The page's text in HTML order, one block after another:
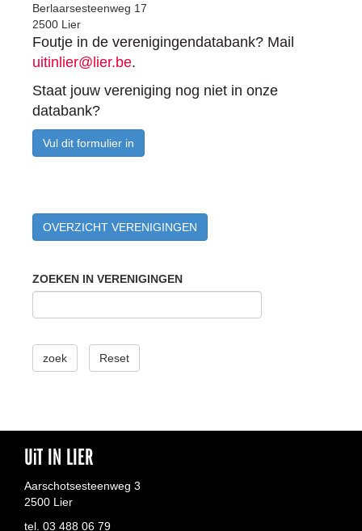
Berlaarsesteenweg 17
2500 Lier
Foutje in de verenigingendatabank? Mail
uitinlier@lier.be.
Staat jouw vereniging nog niet in onze
databank?
Vul dit formulier in
OVERZICHT VERENIGINGEN
ZOEKEN IN VERENIGINGEN
zoek Reset
UiT IN LIER
Aarschotsesteenweg 3
2500 Lier
tel. 03 488 06 79